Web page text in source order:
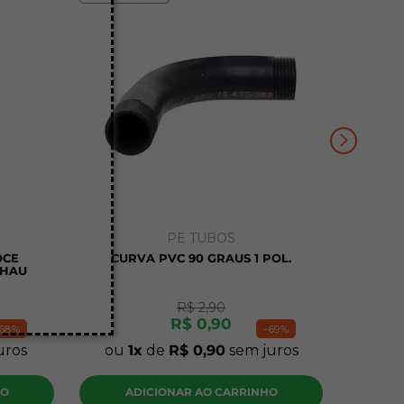
68% -69%
PE TUBOS
CURVA PVC 90 GRAUS 1 POL.
R$ 2,90
R$ 0,90
ou 1 de R$ 0,90 sem juros
ADICIONAR AO CARRINHO